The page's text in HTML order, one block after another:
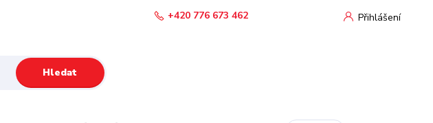
Přihlášení
Hledat
+420 776 673 462